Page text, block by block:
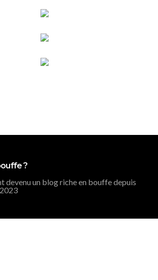
?
devenu un blog riche en bouffe depuis